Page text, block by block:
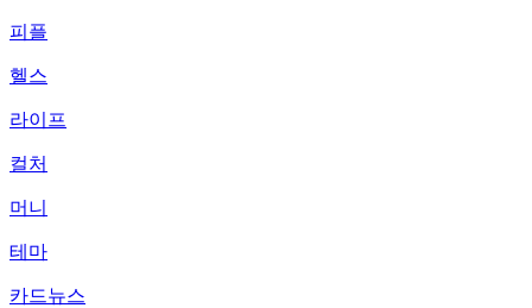
피플
헬스
라이프
컬처
머니
테마
카드뉴스